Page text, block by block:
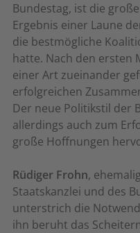
Bundestag, ist die
Ergebnis einer Laune
die bestmögliche
hatte. Nach den ersten
einer Art zueinander
erfolgreichen
Der neue Politikstil der
allerdings auch zum
große Hoffnungen
Rüdiger Frohn,
Staatskanzlei und des
unterstrich die
ihn beruht das